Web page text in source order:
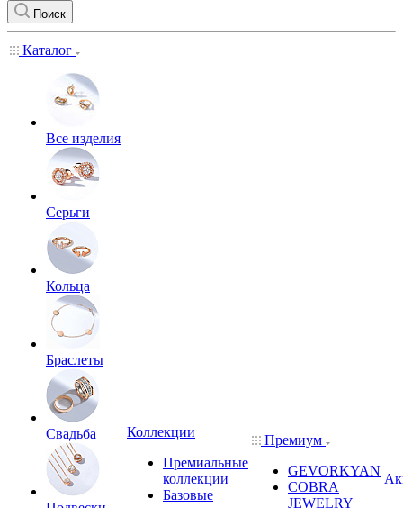
Поиск
Каталог
Все изделия
Серьги
Кольца
Браслеты
Свадьба
Коллекции
Премиальные
коллекции
Базовые
Премиум
GEVORKYAN
COBRA
JEWELRY